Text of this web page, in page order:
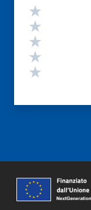
Valutazione